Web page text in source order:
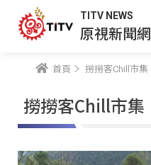
TITV NEWS
原視新聞網
首頁 撈撈客Chill市集
撈撈客Chill市集